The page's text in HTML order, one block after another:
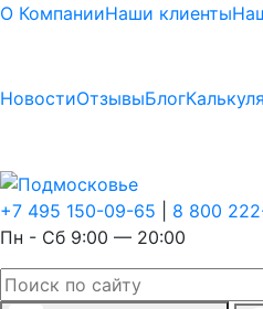
О КомпанииНаши клиенты
НовостиОтзывыБлог
+7 495 150-09-65
8 800
Пн - Сб 9:00 — 20:00